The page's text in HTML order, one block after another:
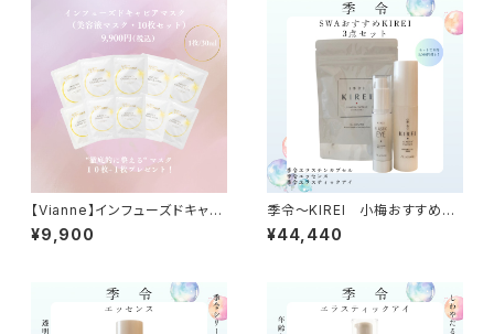
【Vianne】インフューズドキャビ
アマスク（美容液マスク）10枚セ
ット+1枚プレゼント！
¥9,900
季令〜KIREI 小梅おすすめ3
点セット
¥44,440